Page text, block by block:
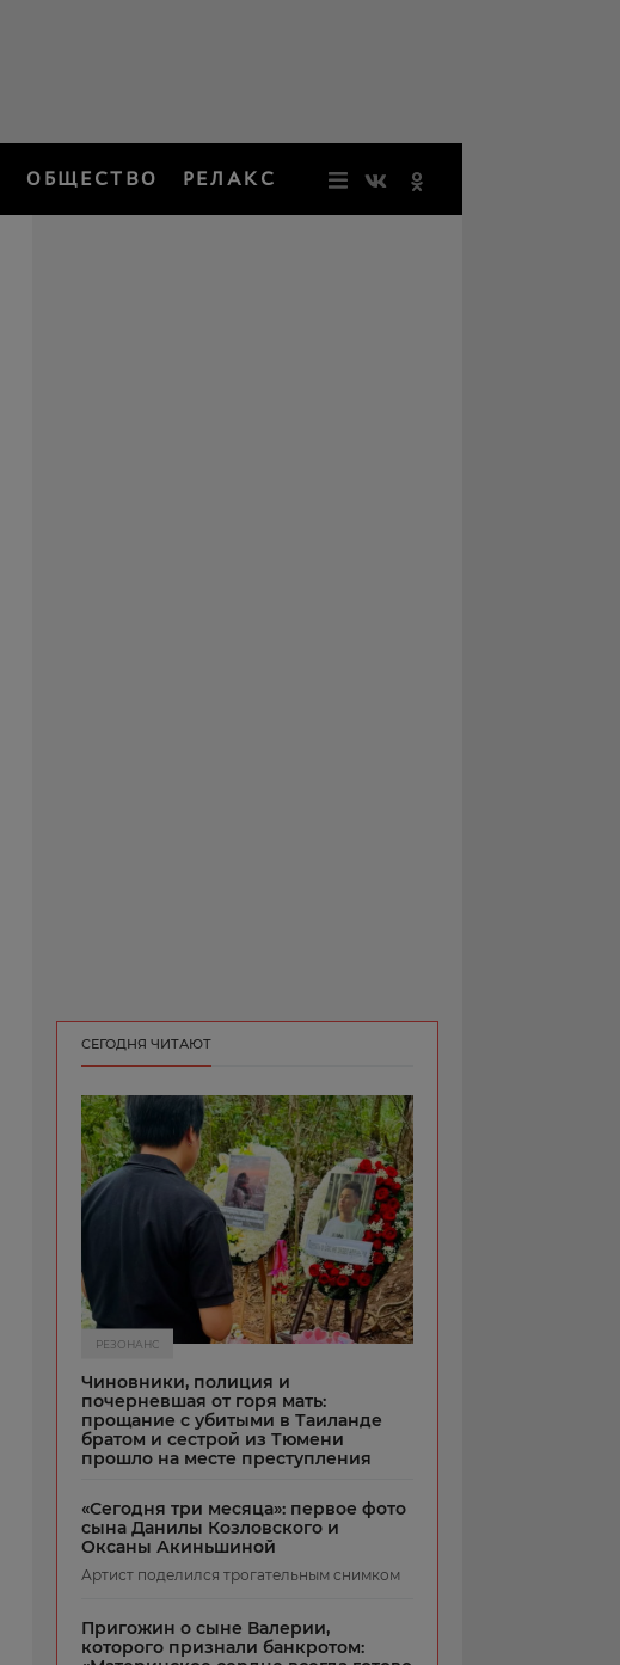
ОБЩЕСТВО РЕЛАКС
СЕГОДНЯ ЧИТАЮТ
РЕЗОНАНС
Чиновники, полиция и
почерневшая от горя мать:
прощание с убитыми в Таиланде
братом и сестрой из Тюмени
прошло на месте преступления
«Сегодня три месяца»: первое фото
сына Данилы Козловского и
Оксаны Акиньшиной
Артист поделился трогательным снимком
Пригожин о сыне Валерии,
которого признали банкротом: